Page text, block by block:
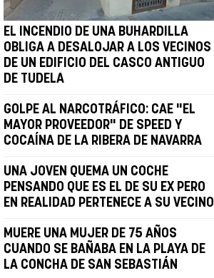
EL INCENDIO DE UNA BUHARDILLA
OBLIGA A DESALOJAR A LOS VECINOS
DE UN EDIFICIO DEL CASCO ANTIGUO
DE TUDELA
GOLPE AL NARCOTRÁFICO: CAE "EL
MAYOR PROVEEDOR" DE SPEED Y
COCAÍNA DE LA RIBERA DE NAVARRA
UNA JOVEN QUEMA UN COCHE
PENSANDO QUE ES EL DE SU EX PERO
EN REALIDAD PERTENECE A SU VECINO
MUERE UNA MUJER DE 75 AÑOS
CUANDO SE BAÑABA EN LA PLAYA DE
LA CONCHA DE SAN SEBASTIÁN